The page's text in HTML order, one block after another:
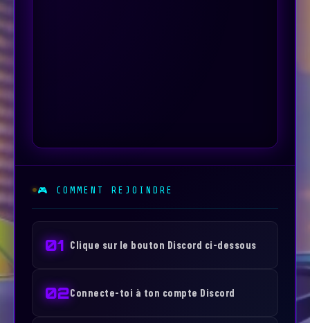
🎮 COMMENT REJOINDRE
01 Clique sur le bouton Discord ci-dessous
02Connecte-toi à ton compte Discord